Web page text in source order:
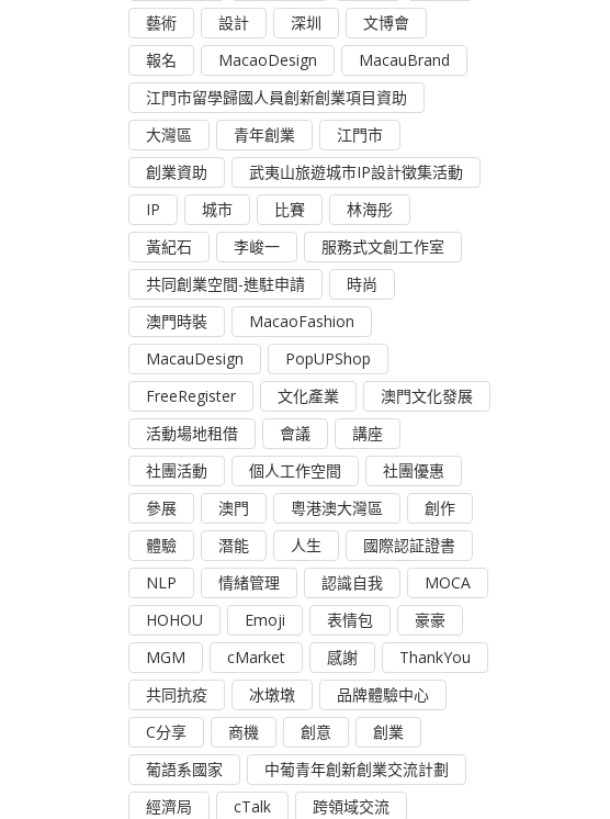
藝術
設計 深圳
文博會
報名
MacaoDesign
MacauBrand
江門市留學歸國人員創新創業項目資助
大灣區
青年創業
江門市
創業資助
武夷山旅遊城市IP設計徵集活動
IP
城市 比賽
林海彤
黃紀石
李峻一
服務式文創工作室
共同創業空間-進駐申請
時尚
澳門時裝
MacaoFashion
MacauDesign
PopUPShop
FreeRegister
文化產業
澳門文化發展
活動場地租借
會議
講座
社團活動
個人工作空間
社團優惠
參展
澳門 粵港澳大灣區
創作
體驗
潛能 人生
國際認証證書
NLP
情緒管理 認識自我
MOCA
HOHOU
Emoji 表情包
豪豪
MGM
cMarket 感謝
ThankYou
共同抗疫
冰墩墩
品牌體驗中心
C分享
商機 創意
創業
葡語系國家
中葡青年創新創業交流計劃
經濟局
cTalk
跨領域交流